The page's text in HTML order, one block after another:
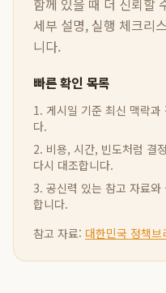
함께 있을 때 더 신뢰할
세부 설명, 실행 체크리
니다.
빠른 확인 목록
1. 게시일 기준 최신 맥락과
다.
2. 비용, 시간, 빈도처럼 결
다시 대조합니다.
3. 공신력 있는 참고 자료
합니다.
참고 자료: 대한민국 정책브